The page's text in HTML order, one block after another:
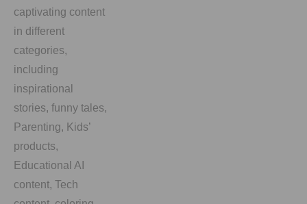
captivating content
in different
categories,
including
inspirational
stories, funny tales,
Parenting, Kids’
products,
Educational AI
content, Tech